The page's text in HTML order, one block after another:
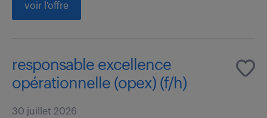
voir l'offre
responsable excellence
opérationnelle (opex) (f/h)
30 juillet 2026